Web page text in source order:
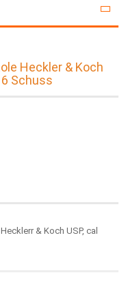
Heckler & Koch
Schuss
& Koch USP, cal